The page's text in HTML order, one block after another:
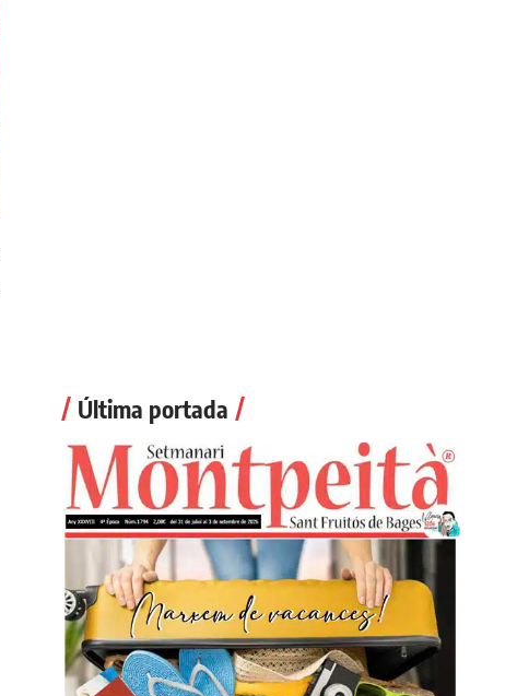
Última portada